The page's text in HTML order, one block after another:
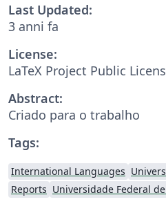
Last Updated:
3 anni fa
License:
LaTeX Project Public
Abstract:
Criado para o trabalho
Tags:
International Languages
Reports